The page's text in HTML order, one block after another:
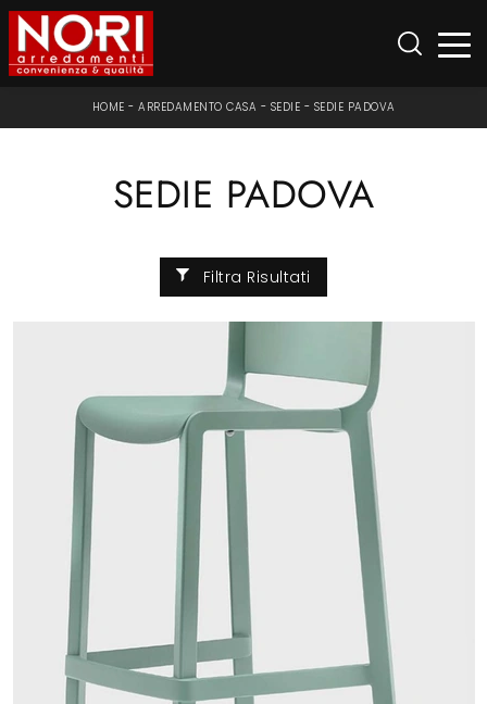
HOME - ARREDAMENTO CASA - SEDIE - SEDIE PADOVA
SEDIE PADOVA
Filtra Risultati